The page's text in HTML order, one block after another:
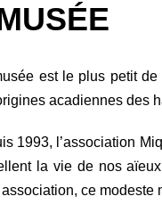
est le plus petit
acadiennes des
1993, l’association
la vie de nos
ce modeste